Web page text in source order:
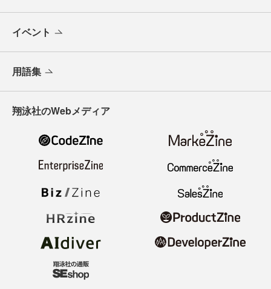
イベント
用語集
翔泳社のWebメディア